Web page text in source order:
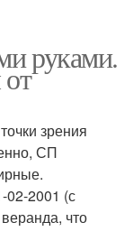
руками.
зрения
СП
02-2001 (с
что